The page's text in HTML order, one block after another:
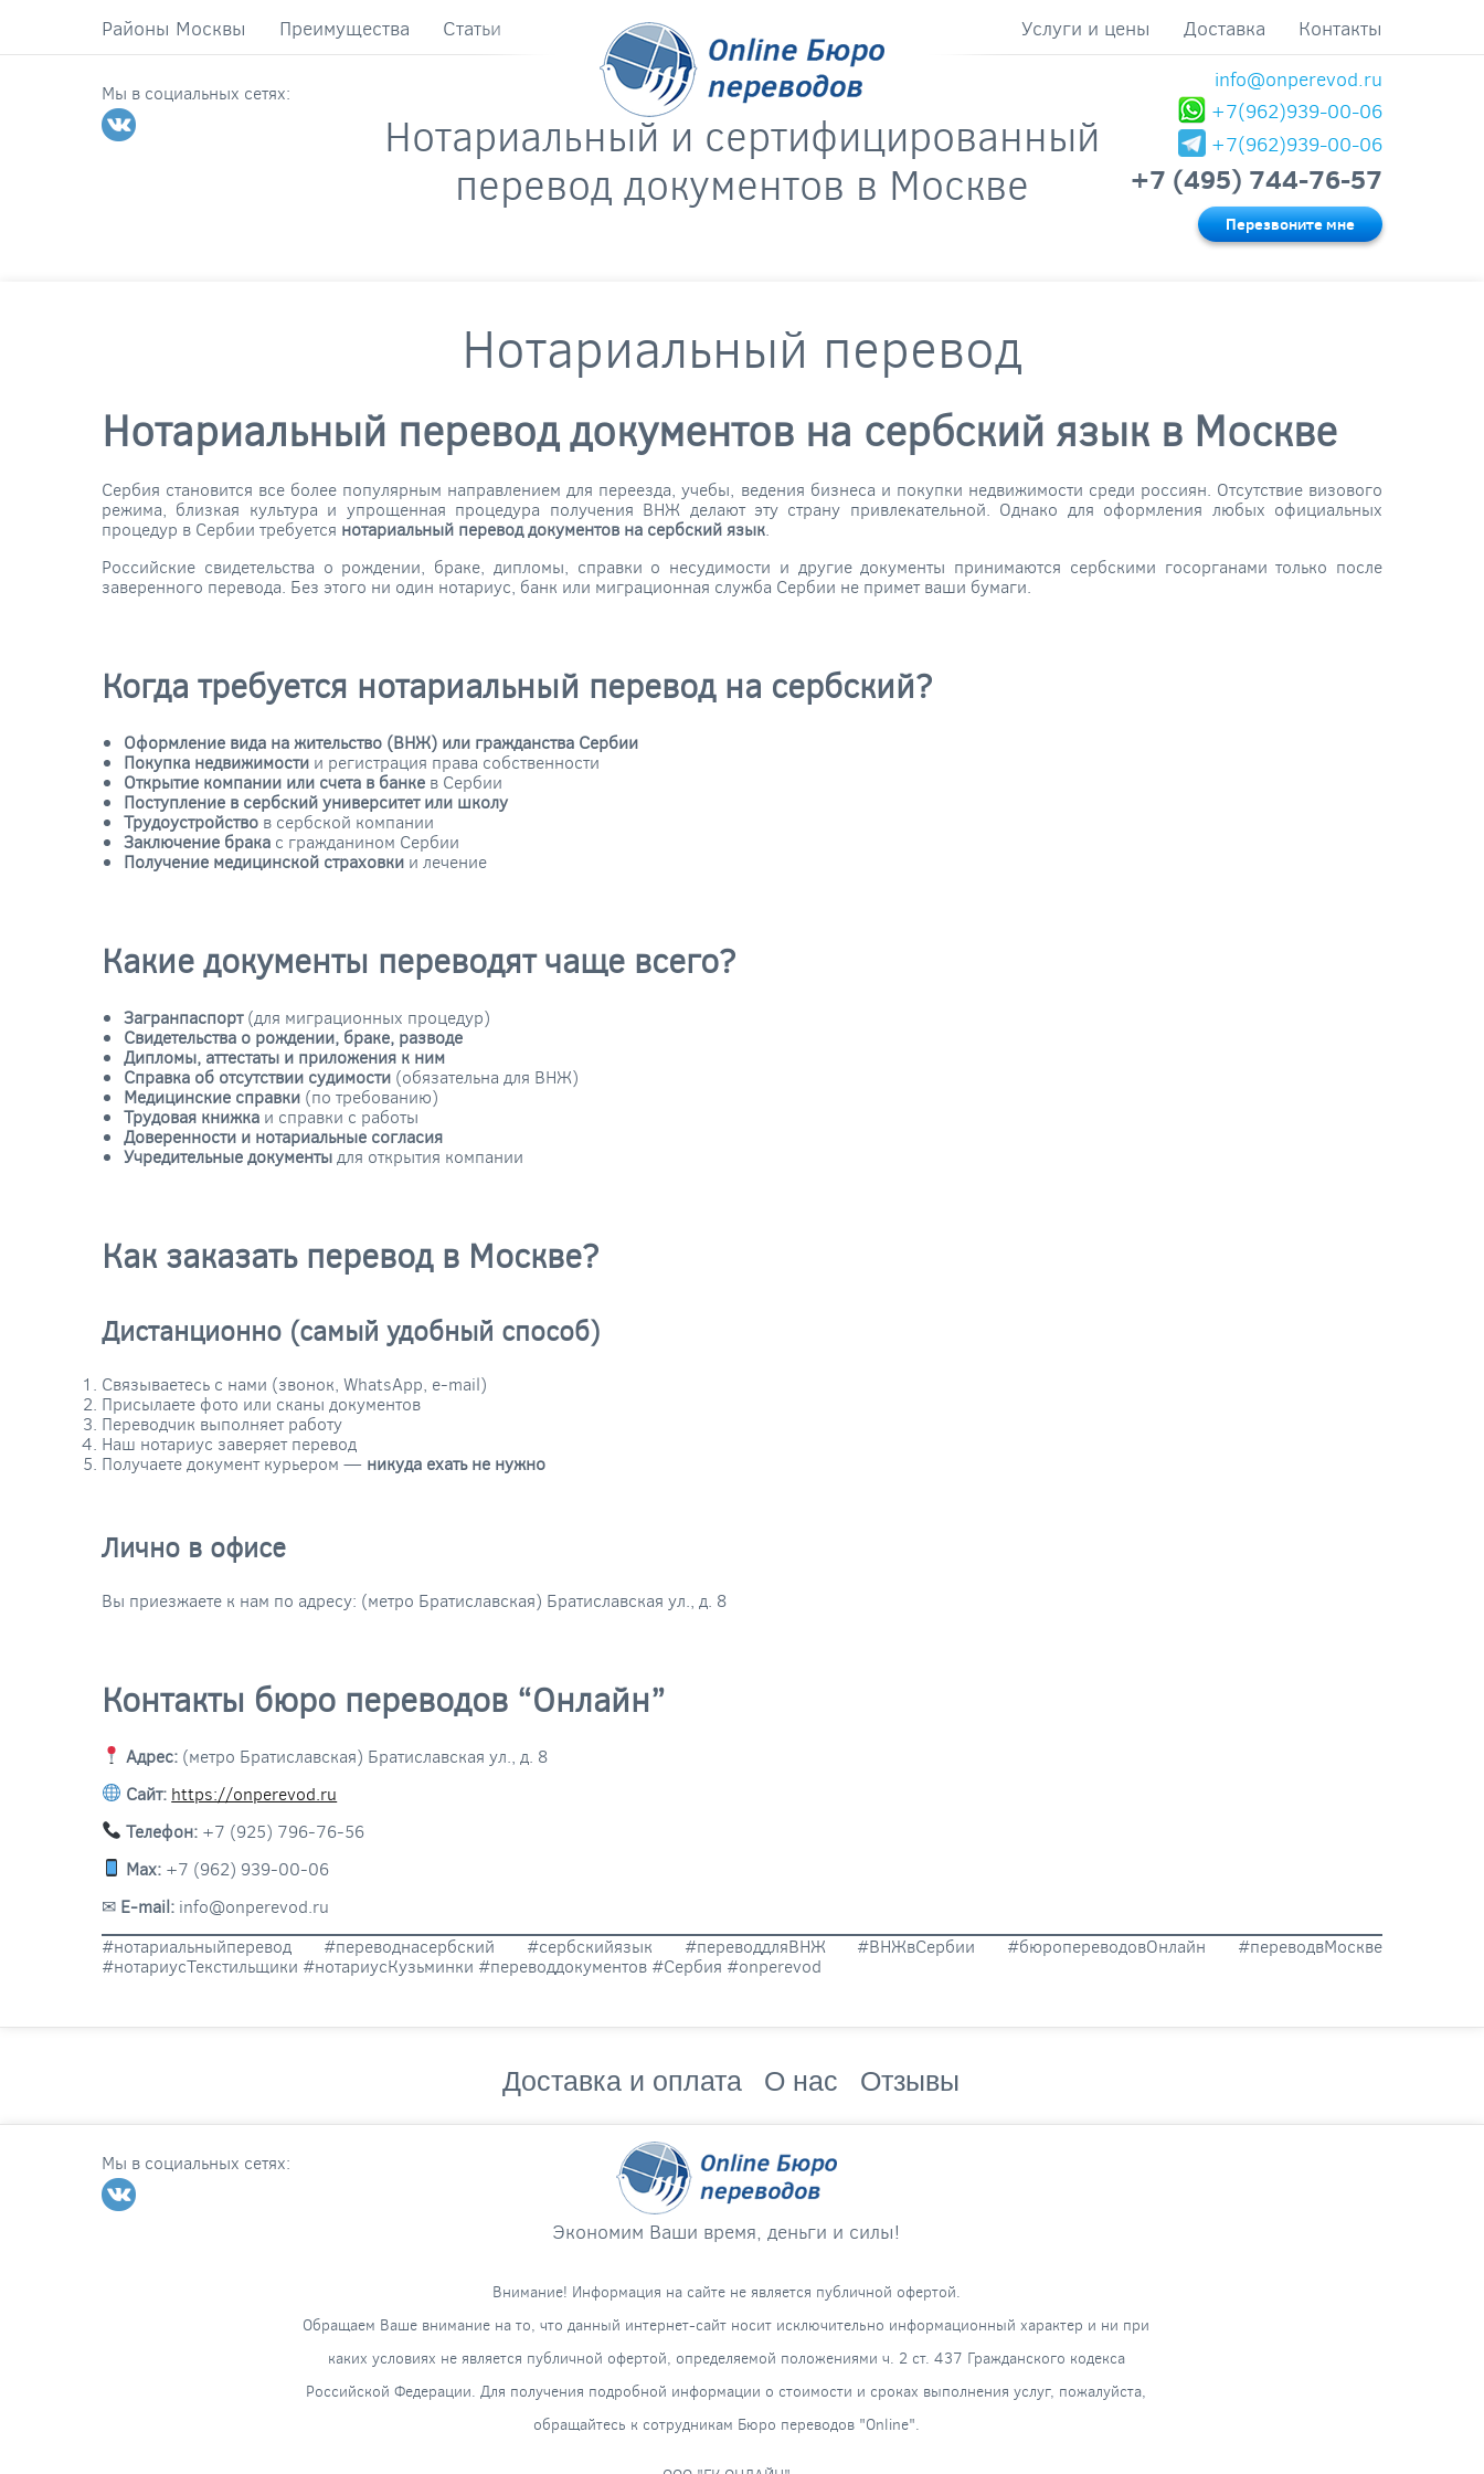
Районы Москвы Преимущества Статьи Контакты
Доставка
Услуги и цены
Мы в социальных сетях:
info@onperevod.ru
+7(962)939-00-06
+7(962)939-00-06
+7 (495) 744-76-57
Перезвоните мне
Нотариальный и сертифицированный
перевод документов в Москве
Нотариальный перевод
Нотариальный перевод документов на сербский язык в Москве
Сербия становится все более популярным направлением для переезда, учебы, ведения бизнеса и покупки недвижимости среди россиян. Отсутствие визового
режима, близкая культура и упрощенная процедура получения ВНЖ делают эту страну привлекательной. Однако для оформления любых официальных
процедур в Сербии требуется нотариальный перевод документов на сербский язык
Российские свидетельства о рождении, браке, дипломы, справки о несудимости и другие документы принимаются сербскими госорганами только после
заверенного перевода. Без этого ни один нотариус, банк или миграционная служба Сербии не примет ваши бумаги.
Когда требуется нотариальный перевод на сербский?
Оформление вида на жительство (ВНЖ) или гражданства Сербии
Покупка недвижимости и регистрация права собственности
Открытие компании или счета в банке в Сербии
Поступление в сербский университет или школу
Трудоустройство в сербской компании
Заключение брака с гражданином Сербии
Получение медицинской страховки и лечение
Какие документы переводят чаще всего?
Загранпаспорт(для миграционных процедур)
Свидетельства о рождении, браке, разводе
Дипломы, аттестаты и приложения к ним
Справка об отсутствии судимости (обязательна для ВНЖ)
Медицинские справки (по требованию)
Трудовая книжка и справки с работы
Доверенности и нотариальные согласия
Учредительные документы для открытия компании
Как заказать перевод в Москве?
Дистанционно (самый удобный способ)
Связываетесь с нами (звонок, WhatsApp, e-mail)
Присылаете фото или сканы документов
Переводчик выполняет работу
Наш нотариус заверяет перевод
Получаете документ курьером — никуда ехать не нужно
Лично в офисе
Вы приезжаете к нам по адресу: (метро Братиславская) Братиславская ул., д. 8
Контакты бюро переводов “Онлайн”
Адрес: (метро Братиславская) Братиславская ул., д. 8
Сайт: https://onperevod.ru
Телефон: +7 (925) 796-76-56
Max: +7 (962) 939-00-06
✉ E-mail: info@onperevod.ru
#нотариальныйперевод #переводнасербский #сербскийязык #переводдляВНЖ #ВНЖвСербии #бюропереводовОнлайн #переводвМоскве
#нотариусТекстильщики #нотариусКузьминки #переводдокументов #Сербия #onperevod
Доставка и оплата О нас Отзывы
Мы в социальных сетях:
Экономим Ваши время, деньги и силы!
Внимание! Информация на сайте не является публичной офертой.
Обращаем Ваше внимание на то, что данный интернет-сайт носит исключительно информационный характер и ни при
каких условиях не является публичной офертой, определяемой положениями ч. 2 ст. 437 Гражданского кодекса
Российской Федерации. Для получения подробной информации о стоимости и сроках выполнения услуг, пожалуйста,
обращайтесь к сотрудникам Бюро переводов "Online".